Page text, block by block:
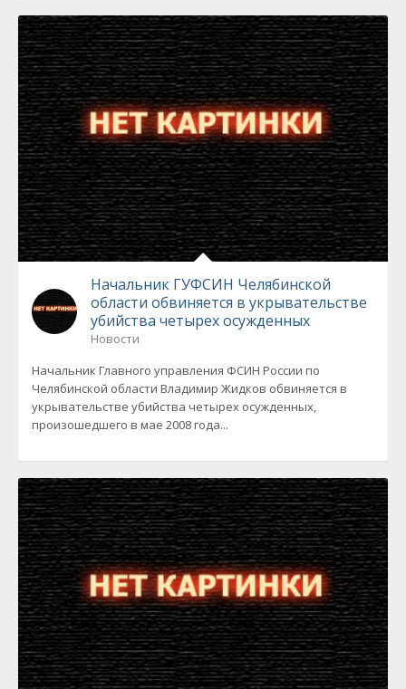
Начальник ГУФСИН Челябинской
области обвиняется в укрывательстве
убийства четырех осужденных
Новости
Начальник Главного управления ФСИН России по
Челябинской области Владимир Жидков обвиняется в
укрывательстве убийства четырех осужденных,
произошедшего в мае 2008 года...